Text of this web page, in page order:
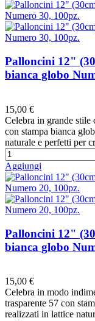
Palloncini 12"
bianca globo
15,00 €
Celebra in grande
con stampa bianca
naturale e perfetti per
Aggiungi
Palloncini 12"
bianca globo
15,00 €
Celebra in modo
trasparente 57 con
realizzati in lattice